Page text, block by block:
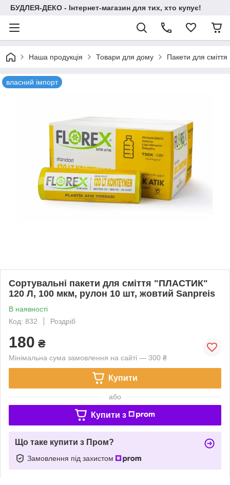
БУДЛЕЯ-ДЕКО - Інтернет-магазин для тих, хто купує!
Наша продукція Товари для дому Пакети для сміття
власний імпорт
Сортувальні пакети для сміття "ПЛАСТИК"
120 Л, 100 мкм, рулон 10 шт, жовтий Sanpreis
В наявності
Код: 832
Роздріб
180 ₴
Мінімальна сума замовлення на сайті — 300 ₴
Купити
або
Купити з
Що таке купити з Пром?
Замовлення під захистом